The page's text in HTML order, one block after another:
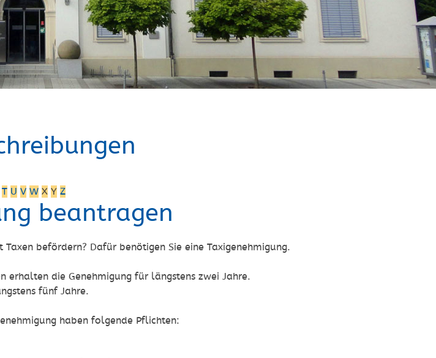
T U V W X Y Z
beantragen
befördern? Dafür benötigen Sie eine Taxigenehmigung.
erhalten die Genehmigung für längstens zwei Jahre.
fünf Jahre.
haben folgende Pflichten: